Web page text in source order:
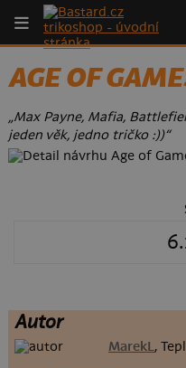
AGE OF
„Max Payne, Mafia,
jeden věk, jedno tričko :))“
Autor
MarekL,